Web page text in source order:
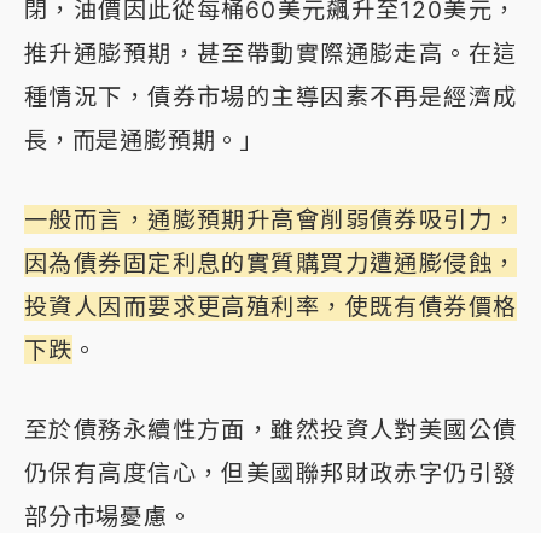
閉，油價因此從每桶60美元飆升至120美元，
推升通膨預期，甚至帶動實際通膨走高。在這
種情況下，債券市場的主導因素不再是經濟成
長，而是通膨預期。」
一般而言，通膨預期升高會削弱債券吸引力，
因為債券固定利息的實質購買力遭通膨侵蝕，
投資人因而要求更高殖利率，使既有債券價格
下跌 。
至於債務永續性方面，雖然投資人對美國公債
仍保有高度信心，但美國聯邦財政赤字仍引發
部分市場憂慮。